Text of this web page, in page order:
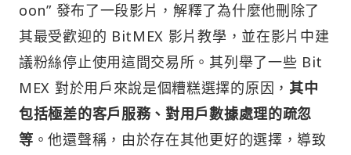
oon” 發布了一段影片，解釋了為什麼他刪除了
其最受歡迎的 BitMEX 影片教學，並在影片中建
議粉絲停止使用這間交易所。其列舉了一些 Bit
MEX 對於用戶來說是個糟糕選擇的原因， 其中
包括極差的客戶服務、對用戶數據處理的疏忽
等 。他還聲稱，由於存在其他更好的選擇，導致